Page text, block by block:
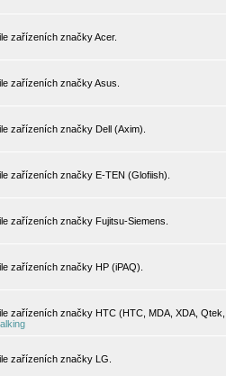
zařízeních značky Acer.
zařízeních značky Asus.
zařízeních značky Dell (Axim).
zařízeních značky E-TEN (Glofiish).
zařízeních značky Fujitsu-Siemens.
zařízeních značky HP (iPAQ).
zařízeních značky HTC (HTC, MDA, XDA,
zařízeních značky LG.